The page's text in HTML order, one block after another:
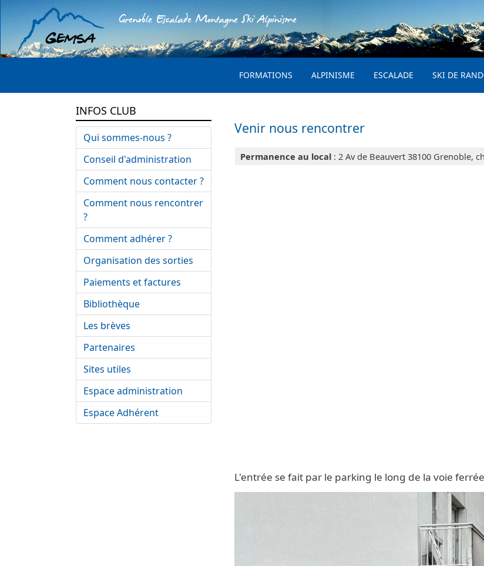
Aller au contenu
Grenoble Escalade Montagne Ski Alpinisme
FORMATIONS ALPINISME ESCALADE SKI DE
Venir nous rencontrer
Permanence au local : 2 Av de Beauvert 38100 Grenoble,
L'entrée se fait par le parking le long de la voie
INFOS CLUB
Qui sommes-nous ?
Conseil d'administration
Comment nous contacter ?
Comment nous rencontrer
?
Comment adhérer ?
Organisation des sorties
Paiements et factures
Bibliothèque
Les brèves
Partenaires
Sites utiles
Espace administration
Espace Adhérent